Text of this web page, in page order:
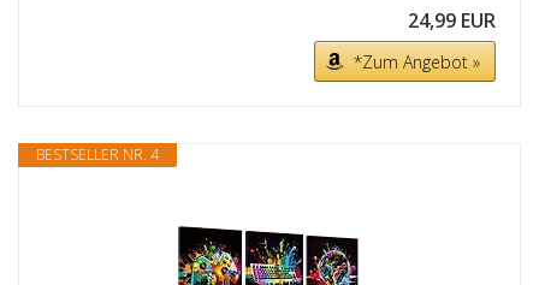
24,99 EUR
*Zum Angebot »
BESTSELLER NR. 4